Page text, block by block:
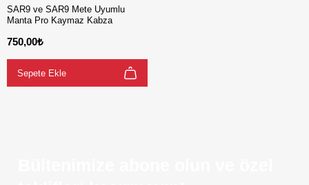
SAR9 ve SAR9 Mete Uyumlu
Manta Pro Kaymaz Kabza
750,00₺
Sepete Ekle